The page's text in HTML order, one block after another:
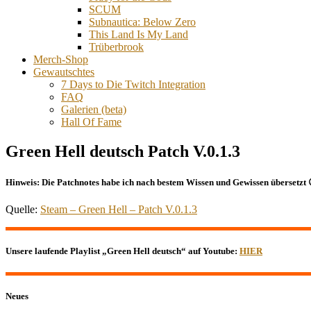
SCUM
Subnautica: Below Zero
This Land Is My Land
Trüberbrook
Merch-Shop
Gewautschtes
7 Days to Die Twitch Integration
FAQ
Galerien (beta)
Hall Of Fame
Green Hell deutsch Patch V.0.1.3
Hinweis: Die Patchnotes habe ich nach bestem Wissen und Gewissen übersetzt
Quelle: Steam – Green Hell – Patch V.0.1.3
Unsere laufende Playlist „Green Hell deutsch“ auf Youtube: HIER
Neues